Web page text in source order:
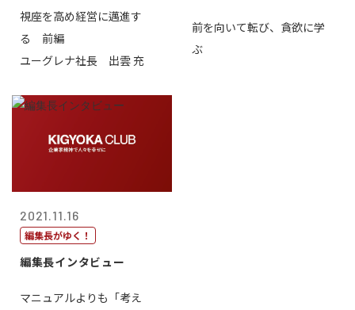
視座を高め経営に邁進す
る 前編
ユーグレナ社長 出雲 充
前を向いて転び、貪欲に学
ぶ
2021.11.16
編集長がゆく！
編集長インタビュー
マニュアルよりも「考え